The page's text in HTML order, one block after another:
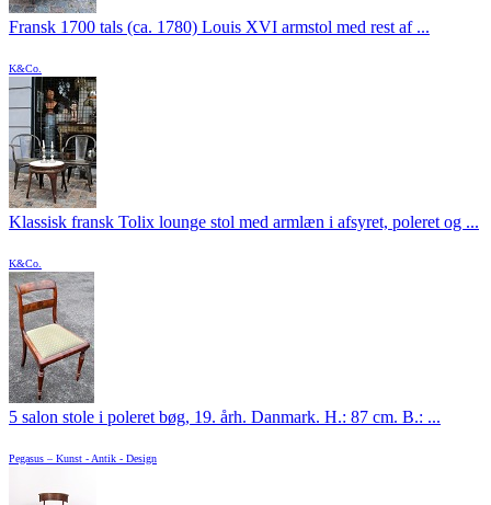
Fransk 1700 tals (ca. 1780) Louis XVI armstol med rest af ...
K&Co.
Klassisk fransk Tolix lounge stol med armlæn i afsyret, poleret og ...
K&Co.
5 salon stole i poleret bøg, 19. årh. Danmark. H.: 87 cm. B.: ...
Pegasus – Kunst - Antik - Design